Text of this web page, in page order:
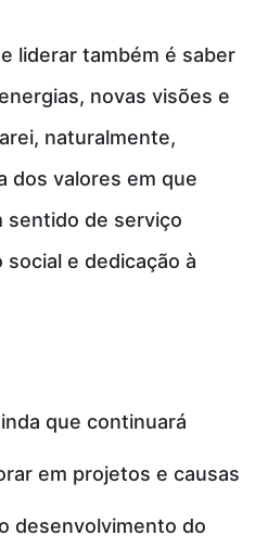
liderar também é saber
novas visões e
naturalmente,
dos valores em que
sentido de serviço
e dedicação à
que continuará
em projetos e causas
desenvolvimento do